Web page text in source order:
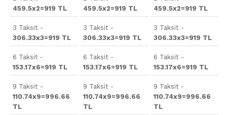
459.5x2=919 TL
3 Taksit -
306.33x3=919 TL
6 Taksit -
153.17x6=919 TL
9 Taksit -
110.74x9=996.66
TL
459.5x2=919 TL
3 Taksit -
306.33x3=919 TL
6 Taksit -
153.17x6=919 TL
9 Taksit -
110.74x9=996.66
TL
459.5x2=919 TL
3 Taksit -
306.33x3=919 TL
6 Taksit -
153.17x6=919 TL
9 Taksit -
110.74x9=996.66
TL